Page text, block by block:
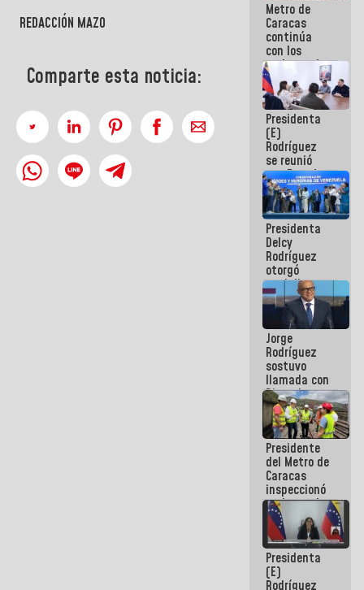
REDACCIÓN MAZO
Comparte esta noticia:
Metro de
Caracas
continúa
con los
trabajos de
mantenimiento
e inspección
en la Línea 2
Presidenta
(E)
Rodríguez
se reunió
con Estado
Mayor
Eléctrico
para
abordar
planes de
acción
Presidenta
Delcy
Rodríguez
otorgó
medalla
"Héroe de
Venezuela"
a servidores
públicos
Jorge
Rodríguez
sostuvo
llamada con
Dinorah
Figuera y
acuerdan
primer
encuentro
presencial
para el
diálogo
Presidente
del Metro de
Caracas
inspeccionó
trabajos de
rehabilitación
y
modernización
de la vía
férrea
Presidenta
(E)
Rodríguez